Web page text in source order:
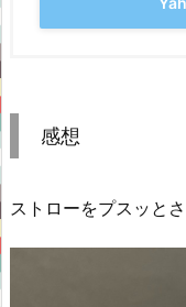
感想
ストローをプスッと